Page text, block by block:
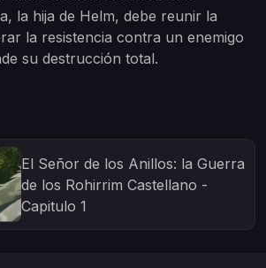
la hija de Helm, debe reunir la
la resistencia contra un enemigo
su destrucción total.
El Señor de los Anillos: la Guerra
de los Rohirrim Castellano -
Capitulo 1